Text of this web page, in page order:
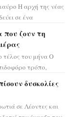
Η αρχή της νέας
σε ένα
ζουν τη
τέλος του μήνα Ο
τρόπο,
δυσκολίες
σε Λέοντες και